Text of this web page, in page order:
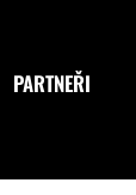
PARTNEŘI